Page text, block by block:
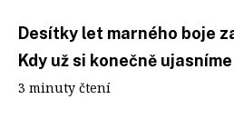
Desítky let marného boje
Kdy už si konečně
3 minuty čtení